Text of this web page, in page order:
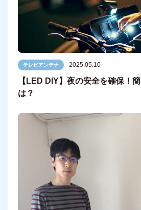
テレビアンテナ 2025.05.10
【LED DIY】夜の安全を確保！
は？